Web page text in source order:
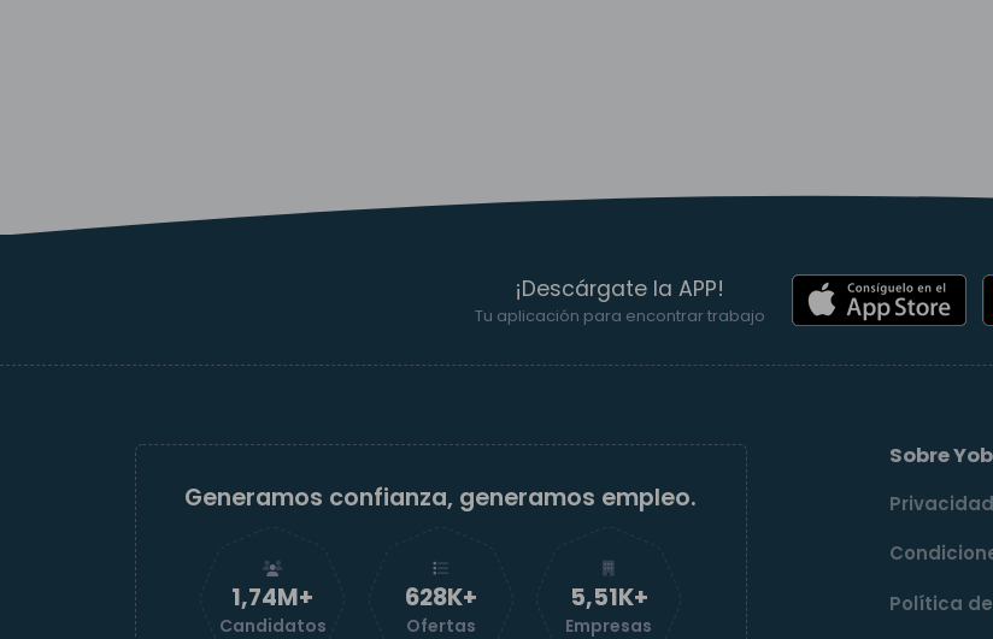
¡Descárgate la APP!
Tu aplicación para encontrar trabajo
Generamos confianza, generamos empleo.
1,74M+
Candidatos
629K+
Ofertas
5,52K+
Empresas
Sobre
Privacidad
Política